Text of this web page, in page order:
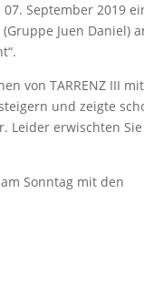
September 2019
Juen Daniel)
von TARRENZ III mit
und zeigte
Leider erwischten Sie
Sonntag mit den